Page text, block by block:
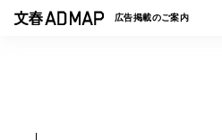
広告掲載のご案内